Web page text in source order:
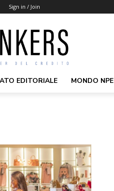
Sign in / Join
EDITORIALE MONDO NPE